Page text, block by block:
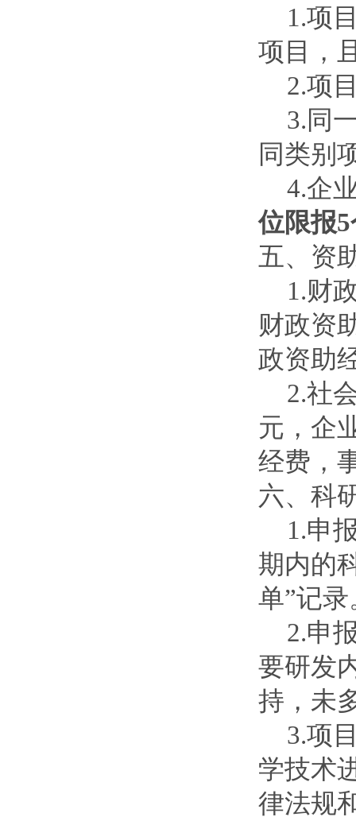
1.项
项目，
2.项
3.同
同类别
4.企
位限报
五、资
1.财
财政资
政资助
2.社
元，企
经费，
六、科
1.申
期内的
单”记录
2.申
要研发
持，未
3.项
学技术
律法规